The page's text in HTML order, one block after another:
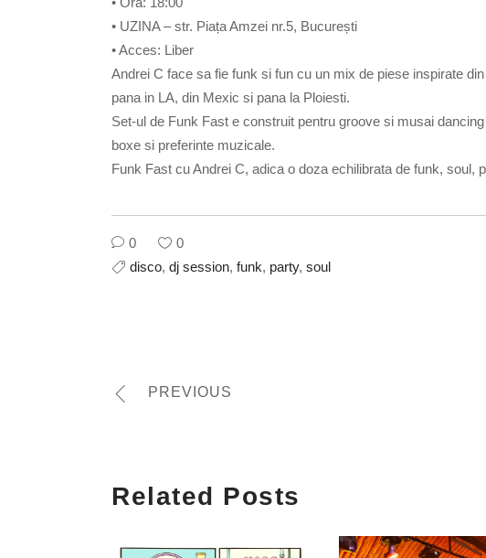
• UZINA – str. Piața Amzei nr.5, București
• Acces: Liber
Andrei C face sa fie funk si fun cu un mix de piese inspirate
pana in LA, din Mexic si pana la Ploiesti.
Set-ul de Funk Fast e construit pentru groove si musai
boxe si preferinte muzicale.
Funk Fast cu Andrei C, adica o doza echilibrata de funk, soul,
0
0
disco, dj session, funk, party, soul
PREVIOUS
Related Posts